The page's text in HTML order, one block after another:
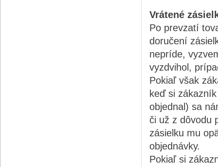
Vrátené
Po prevzatí
doručení
nepríde,
vyzdvihol,
Pokiaľ však
keď si
objednal) sa
či už z dôvodu
zásielku mu
objednávky.
Pokiaľ si